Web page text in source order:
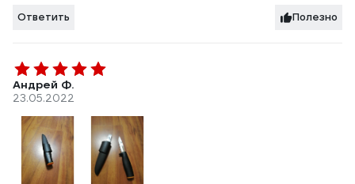
Ответить Полезно
Андрей Ф.
23.05.2022